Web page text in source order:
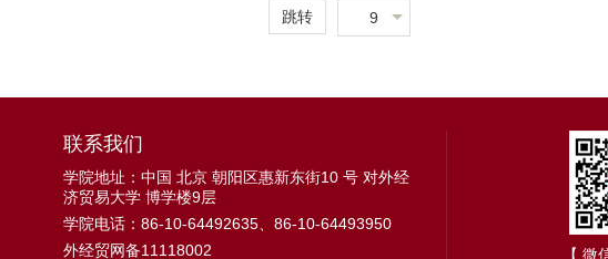
跳转 9
联系我们
学院地址：中国 北京 朝阳区惠新东街10 号 对外经
济贸易大学 博学楼9层
学院电话：86-10-64492635、86-10-64493950
外经贸网备11118002
【 微